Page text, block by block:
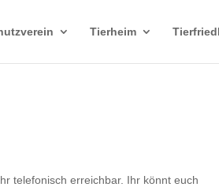
Tierheim
telefonisch erreichbar. Ihr könnt euch